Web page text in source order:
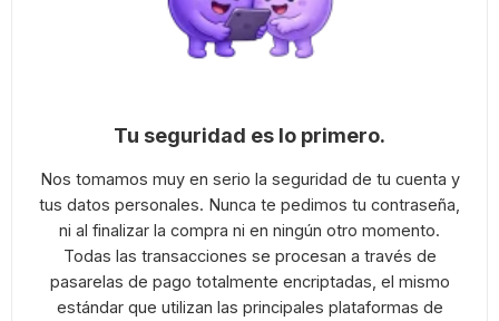
Tu seguridad es lo primero.
Nos tomamos muy en serio la seguridad de tu cuenta y
tus datos personales. Nunca te pedimos tu contraseña,
ni al finalizar la compra ni en ningún otro momento.
Todas las transacciones se procesan a través de
pasarelas de pago totalmente encriptadas, el mismo
estándar que utilizan las principales plataformas de